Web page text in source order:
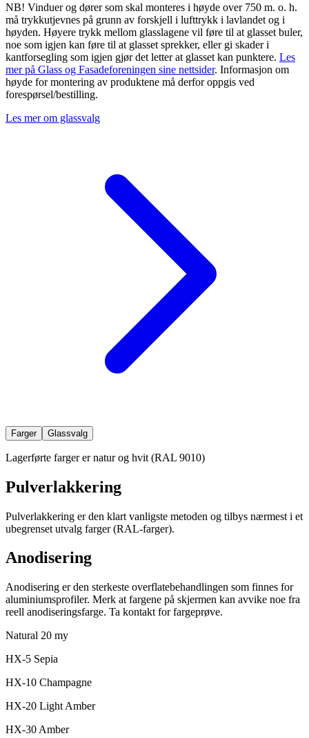
NB! Vinduer og dører som skal monteres i høyde over 750 m. o. h.
må trykkutjevnes på grunn av forskjell i lufttrykk i lavlandet og i
høyden. Høyere trykk mellom glasslagene vil føre til at glasset buler,
noe som igjen kan føre til at glasset sprekker, eller gi skader i
kantforsegling som igjen gjør det letter at glasset kan punktere. Les
mer på Glass og Fasadeforeningen sine nettsider. Informasjon om
høyde for montering av produktene må derfor oppgis ved
forespørsel/bestilling.
Les mer om glassvalg
Farger Glassvalg
Lagerførte farger er natur og hvit (RAL 9010)
Pulverlakkering
Pulverlakkering er den klart vanligste metoden og tilbys nærmest i et
ubegrenset utvalg farger (RAL-farger).
Anodisering
Anodisering er den sterkeste overflatebehandlingen som finnes for
aluminiumsprofiler. Merk at fargene på skjermen kan avvike noe fra
reell anodiseringsfarge. Ta kontakt for fargeprøve.
Natural 20 my
HX-5 Sepia
HX-10 Champagne
HX-20 Light Amber
HX-30 Amber